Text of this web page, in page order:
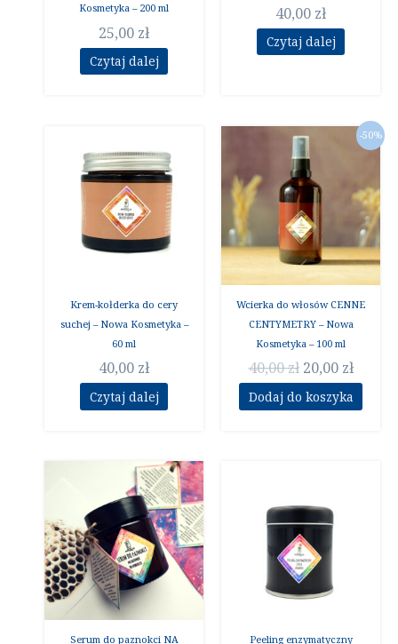
Kosmetyka – 200 ml
25,00 zł
Czytaj dalej
40,00 zł
Czytaj dalej
Krem-kołderka do cery
suchej – Nowa Kosmetyka –
60 ml
40,00 zł
Czytaj dalej
-50%
Wcierka do włosów CENNE
CENTYMETRY – Nowa
Kosmetyka – 100 ml
40,00zł
Pierwotna
cena
wynosiła:
40,00 zł.
20,00 zł
cena
20,00
Dodaj do koszyka
Serum do paznokci NA
Peeling enzymatyczny